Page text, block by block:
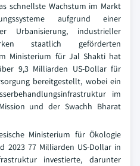
schnellste Wachstum im Markt
aufgrund einer
Urbanisierung, industrieller
staatlich geförderten
Ministerium für Jal Shakti hat
9,3 Milliarden US-Dollar für
bereitgestellt, wobei ein
im
und der Swachh Bharat
Ministerium für Ökologie
2023 77 Milliarden US-Dollar in
investierte, darunter